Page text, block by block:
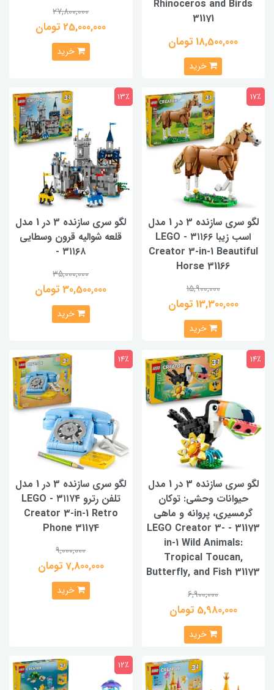
Rhinoceros and Birds
31171
18,500,000 تومان
خرید
27,800,000
25,000,000 تومان
خرید
لگو سری سازنده 3 در 1 مدل
اسب زیبا ۳۱۱۶۶ - LEGO
Creator 3-in-1 Beautiful
Horse 31166
15,900,000
13,300,000 تومان
17٪
خرید
لگو سری سازنده 3 در 1 مدل
قلعه شوالیه قرون وسطایی
۳۱۱۶۸ -
35,000,000
30,500,000 تومان
13٪
خرید
لگو سری سازنده 3 در 1 مدل
حیوانات وحشی: توکان
گرمسیری، پروانه و ماهی
31173 - LEGO Creator 3-
in-1 Wild Animals:
Tropical Toucan,
Butterfly, and Fish 31173
6,900,000
5,980,000 تومان
14٪
خرید
لگو سری سازنده 3 در 1 مدل
تلفن رترو ۳۱۱۷۴ - LEGO
Creator 3-in-1 Retro
Phone 31174
9,000,000
7,800,000 تومان
14٪
خرید
12٪